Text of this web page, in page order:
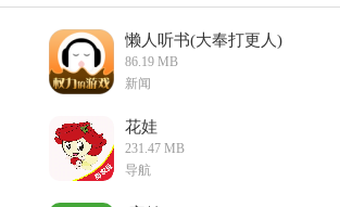
懒人听书(大奉打更人)
86.19 MB
新闻
花娃
231.47 MB
导航